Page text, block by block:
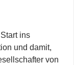
ins
und damit,
von